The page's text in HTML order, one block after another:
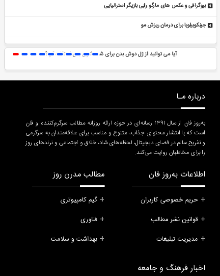
بیوگرافی و عکس های مارگو رابی بازیگر استرالیایی
جینکوبیلوبا برای درمان ریزش مو
آیا می توانید از ژل دوش بدن برای شستشوی بدن استفاده کرد؟
درباره مـا
به‌روز فان از سال ۱۳۹۱ رسانه‌ای در حوزه ارائه روزانه مطالب سرگرم‌کننده و فان
است که با انتشار محتوای جذاب، متنوع و مناسب برای علاقه‌مندان به سرگرمی
و تفریح سالم در فضای دیجیتال، لحظه‌های شاد، خلاق و اجتماعی و ترندهای روز
را برای مخاطبان روایت می‌کند.
اطلاعات به‌روز فان
حریم خصوصی کاربران
قوانین نشر مطالب
مدیریت تبلیغات
مطالب مدرن روز
گیم کامپیوتری
فناوری
بهداشت و سلامت
اخبار فرهنگ و جامعه